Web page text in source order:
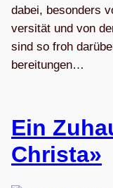
dabei, beson­ders
ver­si­tät und von
sind so froh
be­rei­tun­gen…
Ein
Christa»